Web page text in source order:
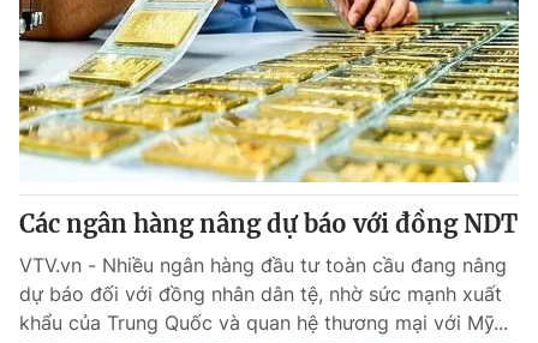
Thế giới
Tin tức
Thế giới đó đây
Câu chuyện quốc tế
Kinh tế
Tài chính
Thị trường
Góc doanh nghiệp
Dữ liệu và đời sống
Truyền hình
Phim VTV
Giải trí
Các ngân hàng nâng dự báo với đồng NDT
VTV.vn - Nhiều ngân hàng đầu tư toàn cầu đang nâng
dự báo đối với đồng nhân dân tệ, nhờ sức mạnh xuất
khẩu của Trung Quốc và quan hệ thương mại với Mỹ...